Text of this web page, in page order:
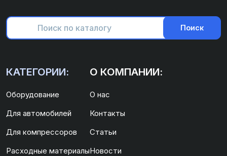
Поиск
КАТЕГОРИИ:
Оборудование
Для автомобилей
Для компрессоров
Расходные материалы
О КОМПАНИИ:
О нас
Контакты
Статьи
Новости